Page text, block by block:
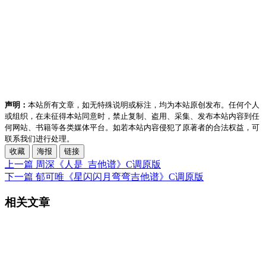
声明： 本站所有文章，如无特殊说明或标注，均为本站原创发布。任何个人
或组织，在未征得本站同意时，禁止复制、盗用、采集、发布本站内容到任
何网站、书籍等各类媒体平台。如若本站内容侵犯了原著者的合法权益，可
联系我们进行处理。
收藏
海报 链接
上一篇 周深《人是_吉他谱》C调原版
下一篇 郁可唯《星闪闪月弯弯吉他谱》C调原版
相关文章